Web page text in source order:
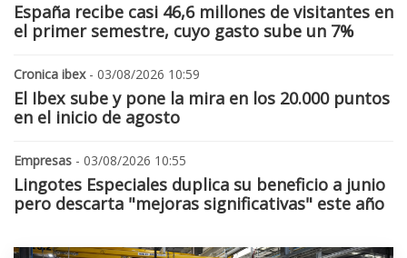
España recibe casi 46,6 millones de visitantes en
el primer semestre, cuyo gasto sube un 7%
Cronica ibex- 03/08/2026 10:59
El Ibex sube y pone la mira en los 20.000 puntos
en el inicio de agosto
Empresas - 03/08/2026 10:55
Lingotes Especiales duplica su beneficio a junio
pero descarta "mejoras significativas" este año